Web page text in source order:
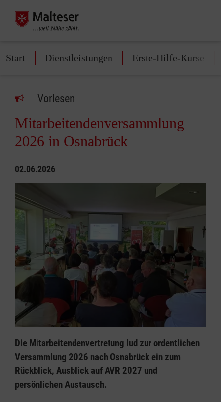
Start Dienstleistungen Erste-Hilfe-Kurse
Vorlesen
Mitarbeitendenversammlung
2026 in Osnabrück
02.06.2026
Die Mitarbeitendenvertretung lud zur ordentlichen
Versammlung 2026 nach Osnabrück ein zum
Rückblick, Ausblick auf AVR 2027 und
persönlichen Austausch.